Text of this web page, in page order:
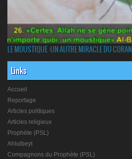
LE MOUSTIQUE :UN AUTRE MIRACLE DU CORAN
Links
Accueil
Reportage
Articles politiques
Articles religieux
Prophète (PSL)
Ahlulbeyt
Compagnons du Prophète (PSL)